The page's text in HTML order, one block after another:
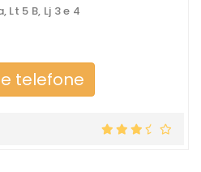
Lt 5 B, Lj 3 e 4
telefone